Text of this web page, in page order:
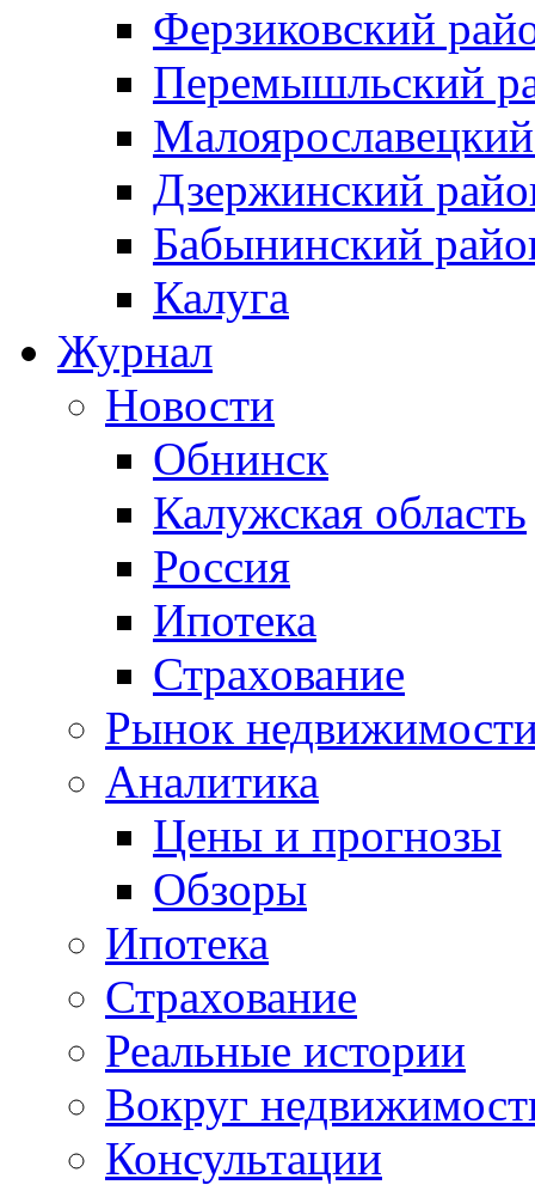
Ферзиковский
Перемышльский
Дзержинский
Бабынинский
Калуга
Журнал
Новости
Обнинск
Калужская область
Россия
Ипотека
Страхование
Рынок
Аналитика
Цены и прогнозы
Обзоры
Ипотека
Страхование
Реальные истории
Вокруг
Консультации